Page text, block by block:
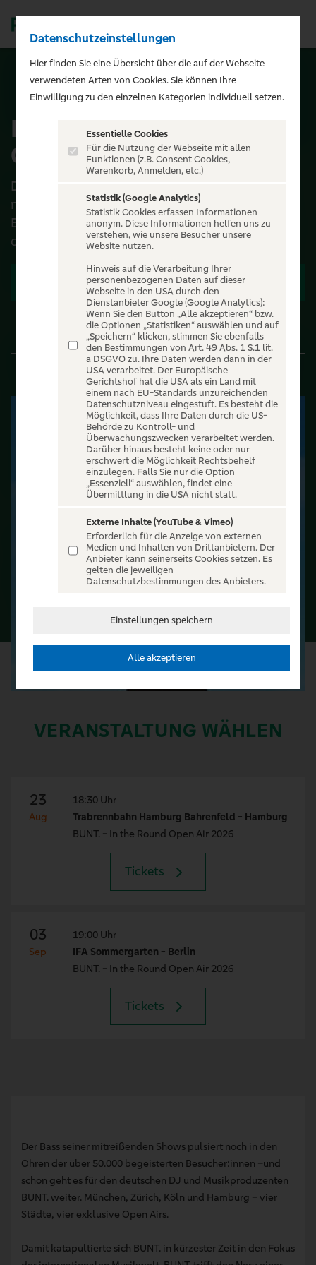
ALLE EVENTS
BUNT. - In the Round
Open Air 2026
Der Bass seiner mitreißenden Shows pulsiert
noch in den Ohren der über 50.000 begeisterten
Besucher:innen –und schon geht es für den
deutschen DJ und...
Zu den Terminen
Details
VERANSTALTUNG WÄHLEN
23
Aug
18:30 Uhr
Trabrennbahn Hamburg Bahrenfeld - Hamburg
BUNT. - In the Round Open Air 2026
Tickets
03
Sep
19:00 Uhr
IFA Sommergarten - Berlin
BUNT. - In the Round Open Air 2026
Tickets
Der Bass seiner mitreißenden Shows pulsiert noch in den
Ohren der über 50.000 begeisterten Besucher:innen –und
schon geht es für den deutschen DJ und Musikproduzenten
BUNT. weiter. München, Zürich, Köln und Hamburg – vier
Städte, vier exklusive Open Airs.
Damit katapultierte sich BUNT. in kürzester Zeit in den Fokus
Datenschutzeinstellungen
Hier finden Sie eine Übersicht über die auf der Webseite
verwendeten Arten von Cookies. Sie können Ihre
Einwilligung zu den einzelnen Kategorien individuell setzen.
Essentielle Cookies
Für die Nutzung der Webseite mit allen
Funktionen (z.B. Consent Cookies,
Warenkorb, Anmelden, etc.)
Statistik (Google Analytics)
Statistik Cookies erfassen Informationen
anonym. Diese Informationen helfen uns zu
verstehen, wie unsere Besucher unsere
Website nutzen.
Hinweis auf die Verarbeitung Ihrer
personenbezogenen Daten auf dieser
Webseite in den USA durch den
Dienstanbieter Google (Google Analytics):
Wenn Sie den Button „Alle akzeptieren“ bzw.
die Optionen „Statistiken“ auswählen und auf
„Speichern“ klicken, stimmen Sie ebenfalls
den Bestimmungen von Art. 49 Abs. 1 S.1 lit.
a DSGVO zu. Ihre Daten werden dann in der
USA verarbeitet. Der Europäische
Gerichtshof hat die USA als ein Land mit
einem nach EU-Standards unzureichenden
Datenschutzniveau eingestuft. Es besteht die
Möglichkeit, dass Ihre Daten durch die US-
Behörde zu Kontroll- und
Überwachungszwecken verarbeitet werden.
Darüber hinaus besteht keine oder nur
erschwert die Möglichkeit Rechtsbehelf
einzulegen. Falls Sie nur die Option
„Essenziell“ auswählen, findet eine
Übermittlung in die USA nicht statt.
Externe Inhalte (YouTube & Vimeo)
Erforderlich für die Anzeige von externen
Medien und Inhalten von Drittanbietern. Der
Anbieter kann seinerseits Cookies setzen. Es
gelten die jeweiligen
Datenschutzbestimmungen des Anbieters.
Einstellungen speichern
Alle akzeptieren